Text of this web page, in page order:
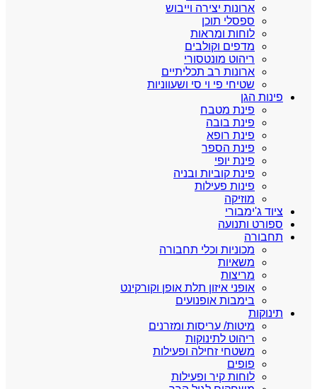
ארונות יצירה וייבוש
ספסלי תוכן
לוחות ומראות
מדפים וקולבים
ריהוט מונטסורי
ארונות רב תכליתיים
שטיחי פי וי סי ושעווניות
פינות הגן
פינת מטבח
פינת בובה
פינת רופא
פינת הספר
פינת יופי
פינת קוביות ובניה
פינות פעילות
מוזיקה
ציוד ג'ימבורי
ספורט ותנועה
תחבורה
מכוניות וכלי תחבורה
משאיות
מריצות
אופני איזון תלת אופן וקורקינט
בימבות אופנועים
תינוקות
מיטות/ עריסות ומזרנים
ריהוט לתינוקות
משטחי זחילה ופעילות
פופים
לוחות קיר ופעילות